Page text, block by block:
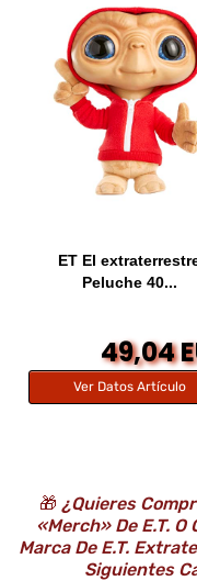
ET El
Peluche 40...
49,04
Ver Datos Artículo
🎁 ¿Quieres
«Merch» De E.T.
Marca De E.T.
Siguientes